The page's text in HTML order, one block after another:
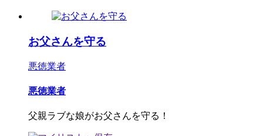
お父さんを守る
悪徳業者
悪徳業者
父親ラブな娘がお父さんを守る！